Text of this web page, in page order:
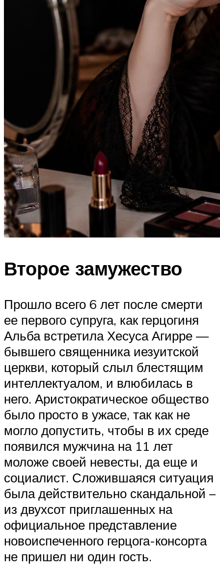
Второе замужество
Прошло всего 6 лет после смерти
ее первого супруга, как герцогиня
Альба встретила Хесуса Агирре —
бывшего священника иезуитской
церкви, который слыл блестящим
интеллектуалом, и влюбилась в
него. Аристократическое общество
было просто в ужасе, так как не
могло допустить, чтобы в их среде
появился мужчина на 11 лет
моложе своей невесты, да еще и
социалист. Сложившаяся ситуация
была действительно скандальной –
из двухсот приглашенных на
официальное представление
новоиспеченного герцога-консорта
не пришел ни один гость.